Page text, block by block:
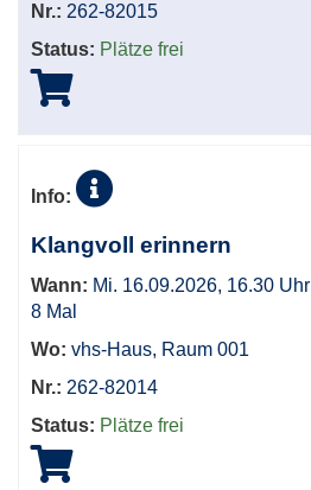
Nr.: 262-82015
Status: Plätze frei
Info:
Klangvoll erinnern
Wann: Mi. 16.09.2026, 16.30 Uhr
8 Mal
Wo: vhs-Haus, Raum 001
Nr.: 262-82014
Status: Plätze frei